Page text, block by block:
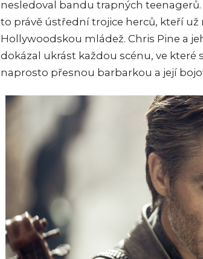
nesledoval bandu trapných
to právě ústřední trojice herců, kteří
Hollywoodskou mládež. Chris Pine a
dokázal ukrást každou scénu, ve které
naprosto přesnou barbarkou a její